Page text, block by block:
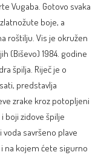
Vugaba. Gotovo svaka
boje, a
roštilju. Vis je okružen
(Biševo) 1984. godine
špilja. Riječ je o
predstavlja
zrake kroz potopljeni
boji zidove špilje
savršeno plave
na kojem ćete sigurno